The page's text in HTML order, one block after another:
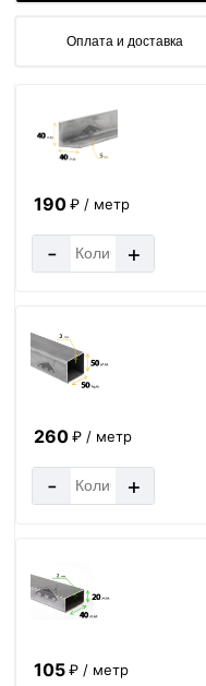
Оплата и доставка
190₽ / метр
- +
260₽ / метр
- +
105₽ / метр